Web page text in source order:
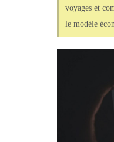
voyages et
le modèle